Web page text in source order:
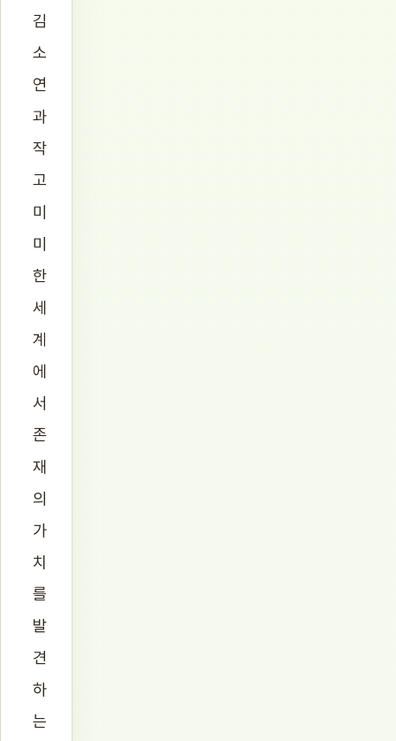
김
소
연
과
작
고
미
미
한
세
계
에
서
존
재
의
가
치
를
발
견
하
는